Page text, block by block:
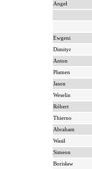
Angeł
Ewgeni
Dimityr
Anton
Płamen
Jason
Weselin
Róbert
Thierno
Abraham
Wasił
Simeon
Borisław